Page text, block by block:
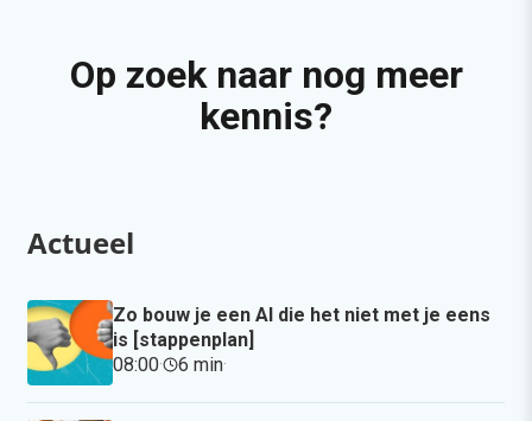
Op zoek naar nog meer
kennis?
Actueel
Zo bouw je een AI die het niet met je eens
is [stappenplan]
08:00· 6 min·